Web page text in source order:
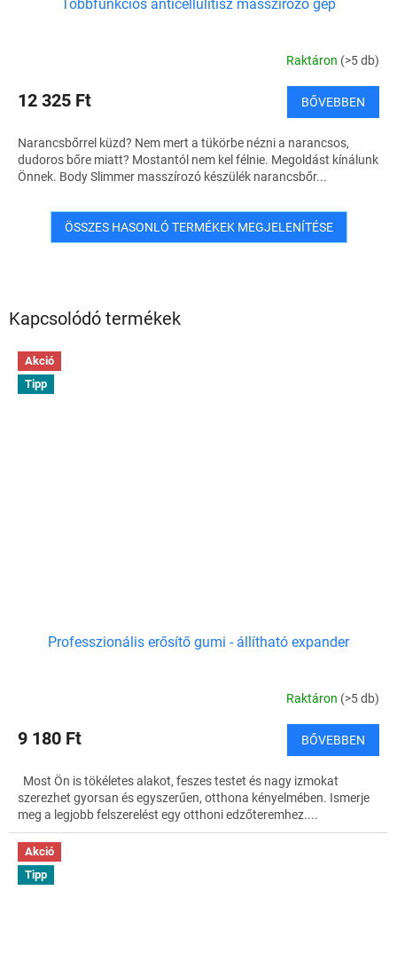
Kapcsolódó termékek
Akció
Tipp
Professzionális erősítő gumi - állítható expander
Raktáron (>5 db)
9 180 Ft BŐVEBBEN
Most Ön is tökéletes alakot, feszes testet és nagy izmokat
szerezhet gyorsan és egyszerűen, otthona kényelmében. Ismerje
meg a legjobb felszerelést egy otthoni edzőteremhez....
Akció
Tipp
Többfunkciós anticellulitisz masszírozó gép
Raktáron (>5 db)
12 325 Ft BŐVEBBEN
Narancsbőrrel küzd? Nem mert a tükörbe nézni a narancsos,
dudoros bőre miatt? Mostantól nem kel félnie. Megoldást kínálunk
Önnek. Body Slimmer masszírozó készülék narancsbőr...
ÖSSZES HASONLÓ TERMÉKEK MEGJELENÍTÉSE